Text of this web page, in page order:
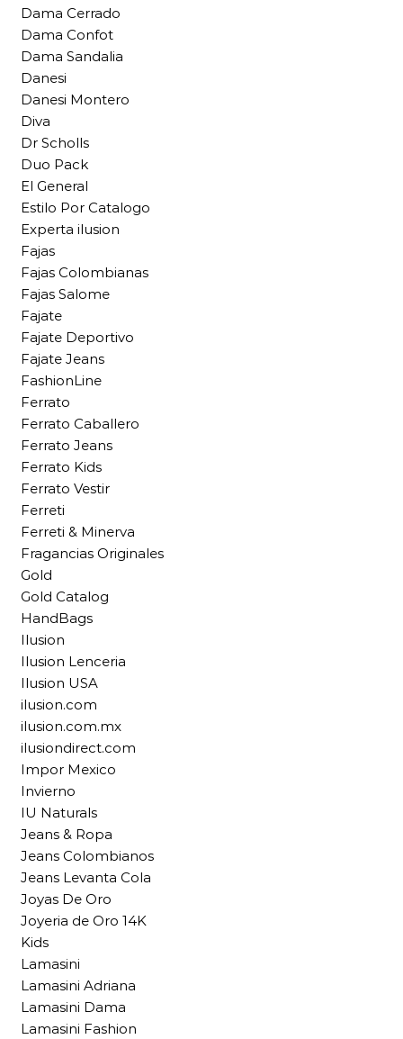
Dama Cerrado
Dama Confot
Dama Sandalia
Danesi
Danesi Montero
Diva
Dr Scholls
Duo Pack
El General
Estilo Por Catalogo
Experta ilusion
Fajas
Fajas Colombianas
Fajas Salome
Fajate
Fajate Deportivo
Fajate Jeans
FashionLine
Ferrato
Ferrato Caballero
Ferrato Jeans
Ferrato Kids
Ferrato Vestir
Ferreti
Ferreti & Minerva
Fragancias Originales
Gold
Gold Catalog
HandBags
Ilusion
Ilusion Lenceria
Ilusion USA
ilusion.com
ilusion.com.mx
ilusiondirect.com
Impor Mexico
Invierno
IU Naturals
Jeans & Ropa
Jeans Colombianos
Jeans Levanta Cola
Joyas De Oro
Joyeria de Oro 14K
Kids
Lamasini
Lamasini Adriana
Lamasini Dama
Lamasini Fashion